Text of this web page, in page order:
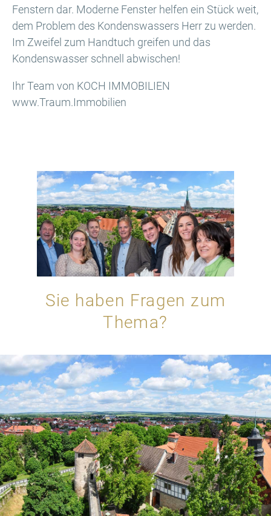
Fenstern dar. Moderne Fenster helfen ein Stück weit,
dem Problem des Kondenswassers Herr zu werden.
Im Zweifel zum Handtuch greifen und das
Kondenswasser schnell abwischen!
Ihr Team von KOCH IMMOBILIEN
www.Traum.Immobilien
Sie haben Fragen zum
Thema?